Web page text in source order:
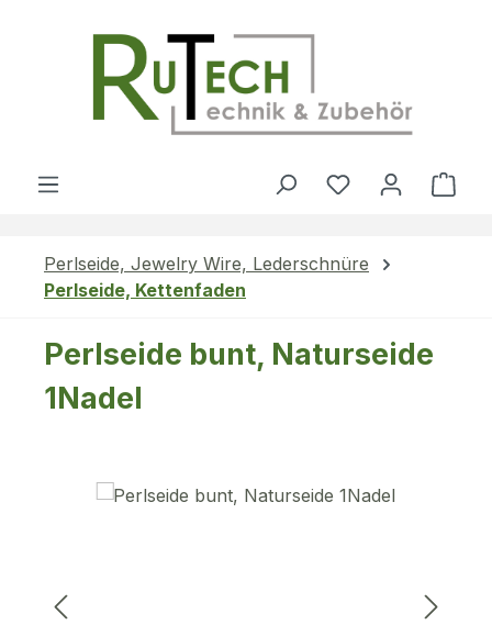
Du hast 0
Perlseide, Jewelry Wire, Lederschnüre
Perlseide, Kettenfaden
Perlseide bunt, Naturseide
1Nadel
Bildergalerie überspringen